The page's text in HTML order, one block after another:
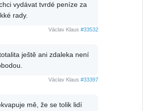
vydávat tvrdé peníze za
rady.
Václav Klaus #33532
ještě ani zdaleka není
Václav Klaus #33397
mě, že se tolik lidí